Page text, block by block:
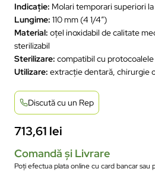
Indicație: Molari temporari superiori
Lungime: 110 mm (4 1/4″)
Material: oțel inoxidabil de calitate
sterilizabil
Sterilizare: compatibil cu
Utilizare: extracție dentară, chirurgie
Discută cu un Rep
713,61 lei
Comandă și Livrare
Poți efectua plata online cu card bancar sau